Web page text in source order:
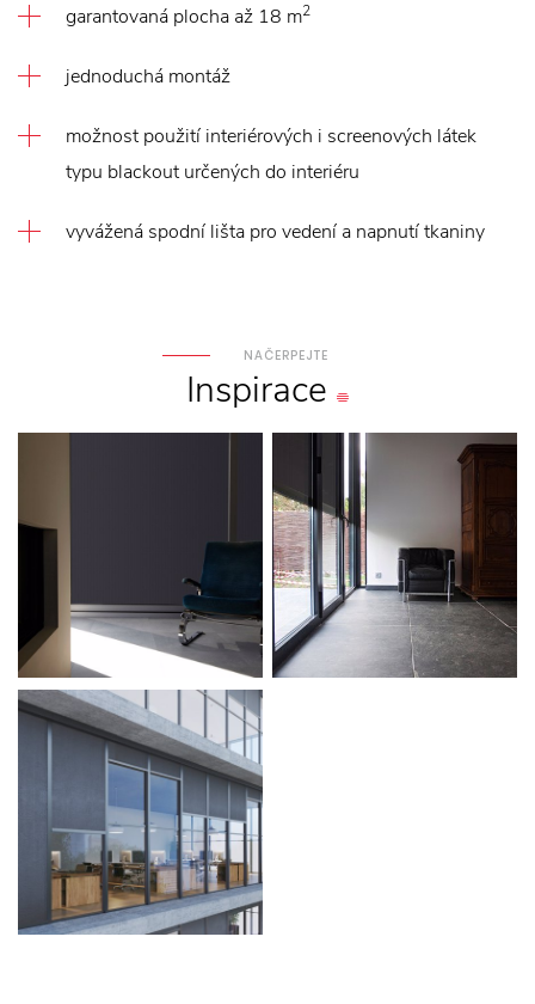
garantovaná plocha až 18 m2
jednoduchá montáž
možnost použití interiérových i screenových látek
typu blackout určených do interiéru
vyvážená spodní lišta pro vedení a napnutí tkaniny
NAČERPEJTE
Inspirace